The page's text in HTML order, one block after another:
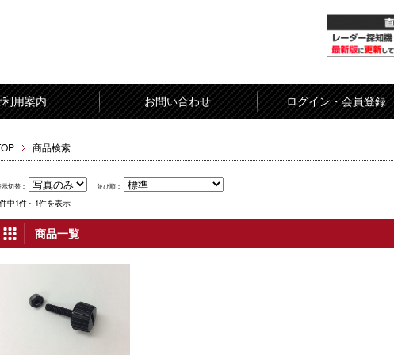
利用案内 お問い合わせ ログイン・会員登録
商品検索
切替： 並び順：
中1件～1件を表示
商品一覧